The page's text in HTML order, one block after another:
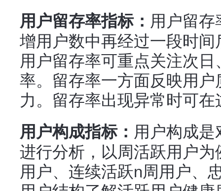
用户留存率指标： 用户留
增用户数中再经过一段时
用户留存率可重点关注次
率。留存率一方面反映用
力。留存率出现异常时可
用户构成指标： 用户构成
进行分析，以周活跃用户
用户、连续活跃n周用户、